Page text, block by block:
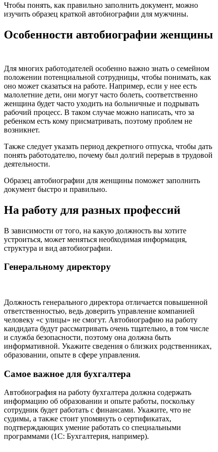
Чтобы понять, как правильно заполнить документ, можно
изучить образец краткой автобиографии для мужчины.
Особенности автобиографии женщины
Для многих работодателей особенно важно знать о семейном
положении потенциальной сотрудницы, чтобы понимать, как
оно может сказаться на работе. Например, если у нее есть
малолетние дети, они могут часто болеть, соответственно
женщина будет часто уходить на больничные и подрывать
рабочий процесс. В таком случае можно написать, что за
ребенком есть кому присматривать, поэтому проблем не
возникнет.
Также следует указать период декретного отпуска, чтобы дать
понять работодателю, почему был долгий перерыв в трудовой
деятельности.
Образец автобиографии для женщины поможет заполнить
документ быстро и правильно.
На работу для разных профессий
В зависимости от того, на какую должность вы хотите
устроиться, может меняться необходимая информация,
структура и вид автобиографии.
Генеральному директору
Должность генерального директора отличается повышенной
ответственностью, ведь доверить управление компанией
человеку «с улицы» не смогут. Автобиографию на работу
кандидата будут рассматривать очень тщательно, в том числе
и служба безопасности, поэтому она должна быть
информативной. Укажите сведения о близких родственниках,
образовании, опыте в сфере управления.
Самое важное для бухгалтера
Автобиография на работу бухгалтера должна содержать
информацию об образовании и опыте работы, поскольку
сотрудник будет работать с финансами. Укажите, что не
судимы, а также стоит упомянуть о сертификатах,
подтверждающих умение работать со специальными
программами (1С: Бухгалтерия, например).